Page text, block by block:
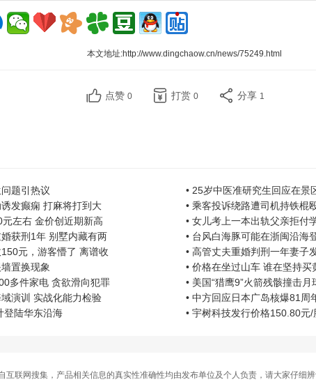
本文地址:http://www.dingchaow.cn/news/75249.html
点赞 0 打赏 0 分享 1
题引热议
• 25岁中医准研究生回应在景
发癫痫 打麻将打到大
• 乘客投诉绕路遭司机持铁棍
左右 金价创近期新高
• 女儿考上一本出轨父亲拒付
获刑1年 别墅内藏有两
• 台风白海豚可能在浙闽沿海
元，游客懵了 离谱收
• 高管丈夫重婚判刑一年妻子
置换现象
• 价格在坐过山车 谁在坚持买
多件家电 贪欲滑向犯罪
• 美国“猎鹰9”火箭残骸撞击
演训 实战化能力检验
• 中方回应日本广岛核爆81周
登陆华东沿海
• 宇树科技发行价格150.80元
互联网搜集，产品相关信息的真实性准确性均由发布单位及个人负责，请大家仔细